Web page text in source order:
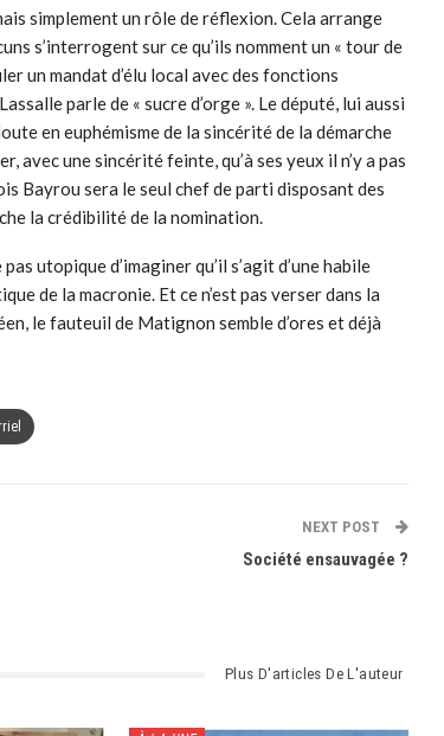
simplement un rôle de réflexion. Cela arrange
s’interrogent sur ce qu’ils nomment un « tour de
un mandat d’élu local avec des fonctions
parle de « sucre d’orge ». Le député, lui aussi
en euphémisme de la sincérité de la démarche
une sincérité feinte, qu’à ses yeux il n’y a pas
Bayrou sera le seul chef de parti disposant des
la crédibilité de la nomination.
utopique d’imaginer qu’il s’agit d’une habile
de la macronie. Et ce n’est pas verser dans la
le fauteuil de Matignon semble d’ores et déjà
NEXT POST
Société ensauvagée ?
Plus D'articles De L'auteur